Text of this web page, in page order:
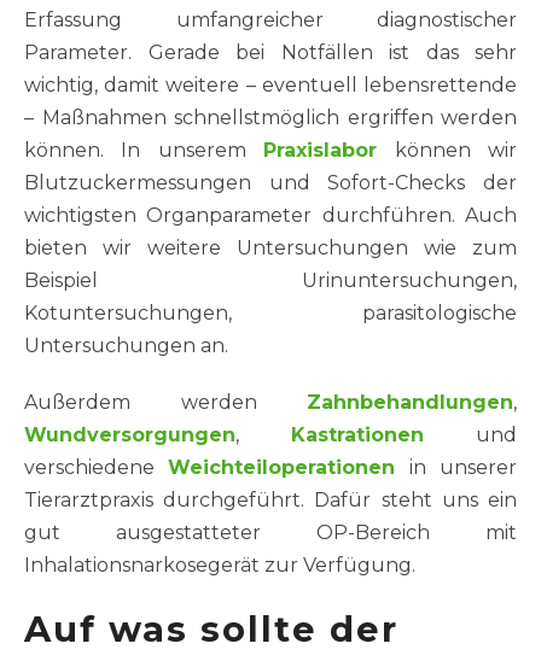
Erfassung umfangreicher diagnostischer
Parameter. Gerade bei Notfällen ist das sehr
wichtig, damit weitere – eventuell lebensrettende
– Maßnahmen schnellstmöglich ergriffen werden
können. In unserem Praxislabor können wir
Blutzuckermessungen und Sofort-Checks der
wichtigsten Organparameter durchführen. Auch
bieten wir weitere Untersuchungen wie zum
Beispiel Urinuntersuchungen,
Kotuntersuchungen, parasitologische
Untersuchungen an.
Außerdem werden Zahnbehandlungen,
Wundversorgungen, Kastrationen und
verschiedeneWeichteiloperationen in unserer
Tierarztpraxis durchgeführt. Dafür steht uns ein
gut ausgestatteter OP-Bereich mit
Inhalationsnarkosegerät zur Verfügung.
Auf was sollte der